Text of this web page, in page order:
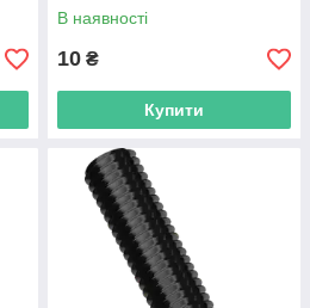
В наявності
10 ₴
Купити